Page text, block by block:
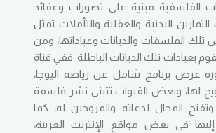
الفلسفية مبنية على تصورات وعقائد
البدنية والعقلية والتأملات تمثل
الفلسفات والديانات وعباداتها، ومن
بعبادات تلك الديانات الباطلة. ففي قناة
عرض برنامج شامل عن رياضة اليوجا،
لها، وبعض القنوات تتبنى نشر فلسفة
وتفتح المجال لدعاته والمروجين له، كما
في بعض مواقع الإنترنت العربية،